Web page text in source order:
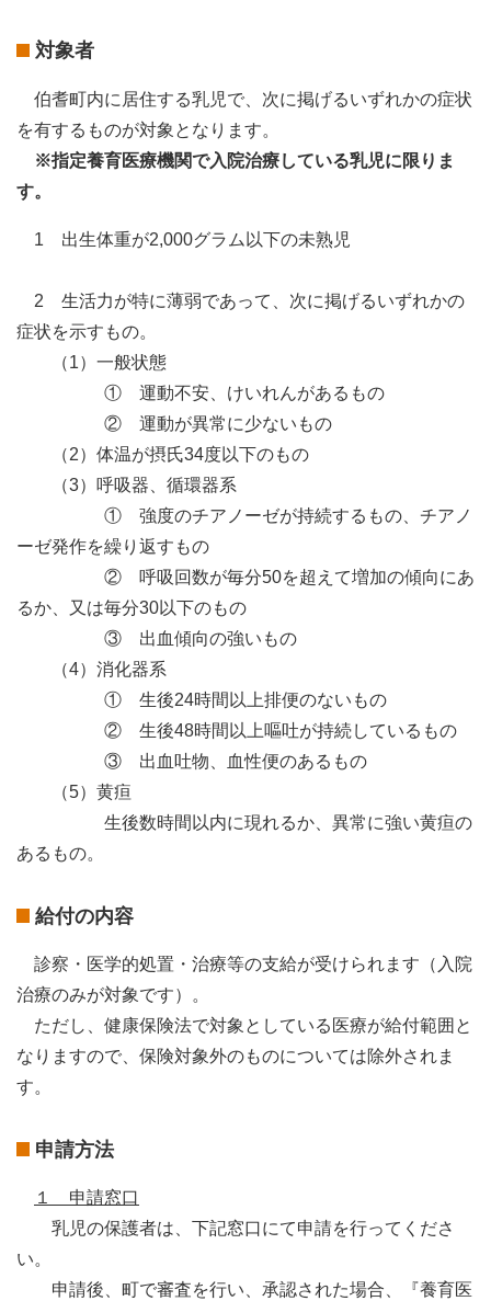
対象者
伯耆町内に居住する乳児で、次に掲げるいずれかの症状
を有するものが対象となります。
※指定養育医療機関で入院治療している乳児に限りま
す。
1 出生体重が2,000グラム以下の未熟児
2 生活力が特に薄弱であって、次に掲げるいずれかの
症状を示すもの。
（1）一般状態
① 運動不安、けいれんがあるもの
② 運動が異常に少ないもの
（2）体温が摂氏34度以下のもの
（3）呼吸器、循環器系
① 強度のチアノーゼが持続するもの、チアノ
ーゼ発作を繰り返すもの
② 呼吸回数が毎分50を超えて増加の傾向にあ
るか、又は毎分30以下のもの
③ 出血傾向の強いもの
（4）消化器系
① 生後24時間以上排便のないもの
② 生後48時間以上嘔吐が持続しているもの
③ 出血吐物、血性便のあるもの
（5）黄疸
生後数時間以内に現れるか、異常に強い黄疸の
あるもの。
給付の内容
診察・医学的処置・治療等の支給が受けられます（入院
治療のみが対象です）。
ただし、健康保険法で対象としている医療が給付範囲と
なりますので、保険対象外のものについては除外されま
す。
申請方法
１ 申請窓口
乳児の保護者は、下記窓口にて申請を行ってくださ
い。
申請後、町で審査を行い、承認された場合、『養育医